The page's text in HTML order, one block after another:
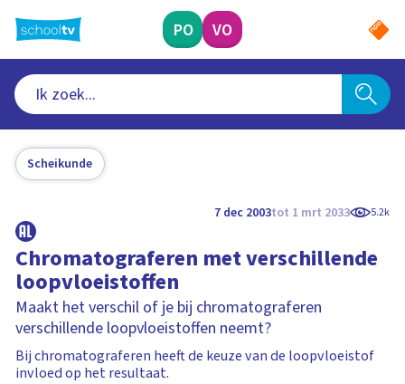
naar
hoofdinhoud
PO VO
Scheikunde
7 dec 2003tot 1 mrt 2033 5.2k
Chromatograferen met verschillende
loopvloeistoffen
Maakt het verschil of je bij chromatograferen
verschillende loopvloeistoffen neemt?
Bij chromatograferen heeft de keuze van de loopvloeistof
invloed op het resultaat.